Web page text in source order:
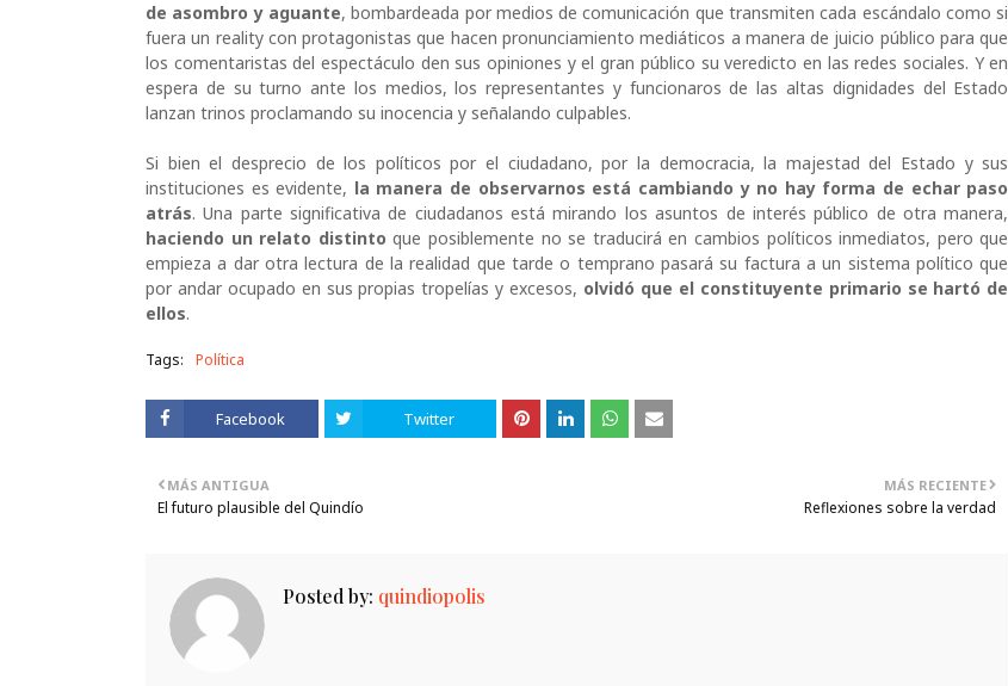
de asombro y aguante, bombardeada por medios de comunicación que transmiten cada escándalo como si
fuera un reality con protagonistas que hacen pronunciamiento mediáticos a manera de juicio público para que
los comentaristas del espectáculo den sus opiniones y el gran público su veredicto en las redes sociales. Y en
espera de su turno ante los medios, los representantes y funcionaros de las altas dignidades del Estado
lanzan trinos proclamando su inocencia y señalando culpables.
Si bien el desprecio de los políticos por el ciudadano, por la democracia, la majestad del Estado y sus
instituciones es evidente, la manera de observarnos está cambiando y no hay forma de echar paso
atrás. Una parte significativa de ciudadanos está mirando los asuntos de interés público de otra manera,
haciendo un relato distinto que posiblemente no se traducirá en cambios políticos inmediatos, pero que
empieza a dar otra lectura de la realidad que tarde o temprano pasará su factura a un sistema político que
por andar ocupado en sus propias tropelías y excesos, olvidó que el constituyente primario se hartó de
ellos.
Tags: Política
Facebook Twitter
MÁS RECIENTE
Reflexiones sobre la verdad
MÁS ANTIGUA
El futuro plausible del Quindío
Posted by: quindiopolis